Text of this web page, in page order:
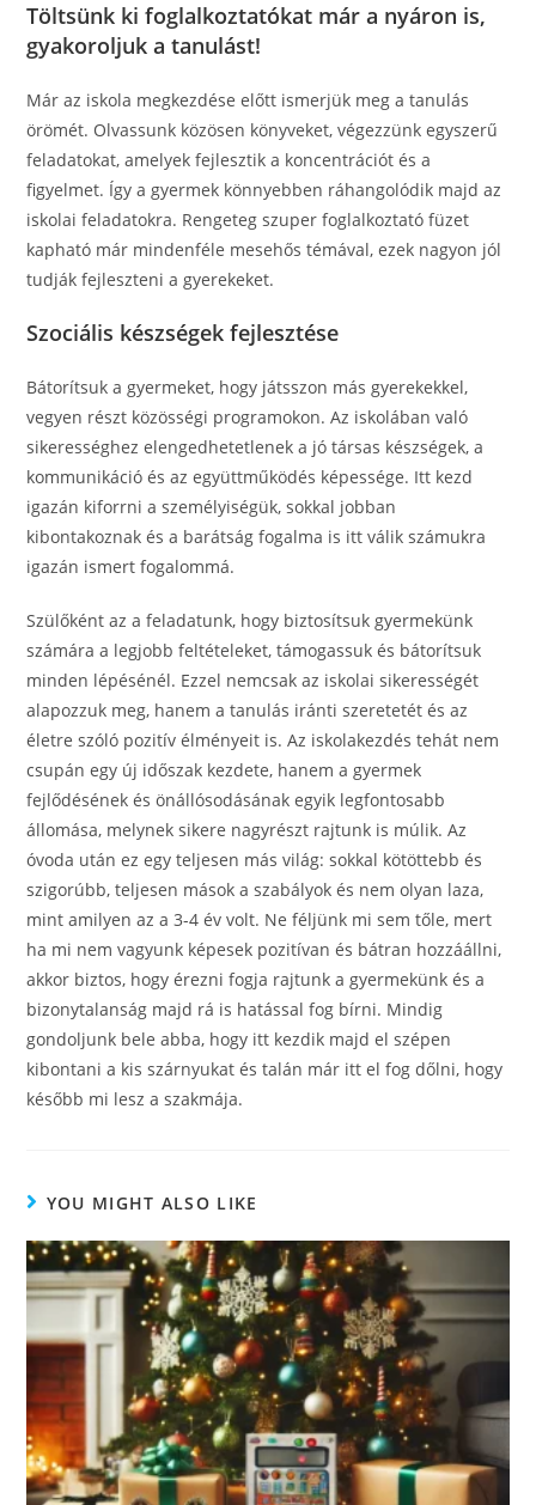
Töltsünk ki foglalkoztatókat már a nyáron is,
gyakoroljuk a tanulást!
Már az iskola megkezdése előtt ismerjük meg a tanulás
örömét. Olvassunk közösen könyveket, végezzünk egyszerű
feladatokat, amelyek fejlesztik a koncentrációt és a
figyelmet. Így a gyermek könnyebben ráhangolódik majd az
iskolai feladatokra. Rengeteg szuper foglalkoztató füzet
kapható már mindenféle mesehős témával, ezek nagyon jól
tudják fejleszteni a gyerekeket.
Szociális készségek fejlesztése
Bátorítsuk a gyermeket, hogy játsszon más gyerekekkel,
vegyen részt közösségi programokon. Az iskolában való
sikerességhez elengedhetetlenek a jó társas készségek, a
kommunikáció és az együttműködés képessége. Itt kezd
igazán kiforrni a személyiségük, sokkal jobban
kibontakoznak és a barátság fogalma is itt válik számukra
igazán ismert fogalommá.
Szülőként az a feladatunk, hogy biztosítsuk gyermekünk
számára a legjobb feltételeket, támogassuk és bátorítsuk
minden lépésénél. Ezzel nemcsak az iskolai sikerességét
alapozzuk meg, hanem a tanulás iránti szeretetét és az
életre szóló pozitív élményeit is. Az iskolakezdés tehát nem
csupán egy új időszak kezdete, hanem a gyermek
fejlődésének és önállósodásának egyik legfontosabb
állomása, melynek sikere nagyrészt rajtunk is múlik. Az
óvoda után ez egy teljesen más világ: sokkal kötöttebb és
szigorúbb, teljesen mások a szabályok és nem olyan laza,
mint amilyen az a 3-4 év volt. Ne féljünk mi sem tőle, mert
ha mi nem vagyunk képesek pozitívan és bátran hozzáállni,
akkor biztos, hogy érezni fogja rajtunk a gyermekünk és a
bizonytalanság majd rá is hatással fog bírni. Mindig
gondoljunk bele abba, hogy itt kezdik majd el szépen
kibontani a kis szárnyukat és talán már itt el fog dőlni, hogy
később mi lesz a szakmája.
YOU MIGHT ALSO LIKE